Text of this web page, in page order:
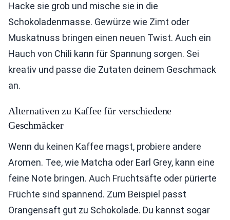
Hacke sie grob und mische sie in die
Schokoladenmasse. Gewürze wie Zimt oder
Muskatnuss bringen einen neuen Twist. Auch ein
Hauch von Chili kann für Spannung sorgen. Sei
kreativ und passe die Zutaten deinem Geschmack
an.
Alternativen zu Kaffee für verschiedene
Geschmäcker
Wenn du keinen Kaffee magst, probiere andere
Aromen. Tee, wie Matcha oder Earl Grey, kann eine
feine Note bringen. Auch Fruchtsäfte oder pürierte
Früchte sind spannend. Zum Beispiel passt
Orangensaft gut zu Schokolade. Du kannst sogar